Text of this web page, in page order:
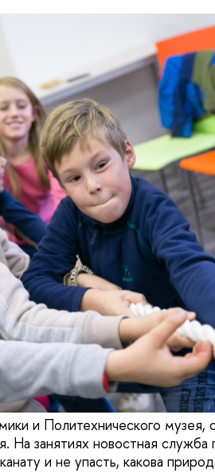
и Политехнического музея,
занятиях новостная служба
и не упасть, какова